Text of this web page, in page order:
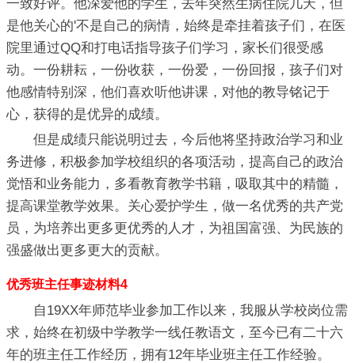
一致好评。他深爱他的学生，去年突然生病住院几天，但
是他关心的'不是自己的病情，始终是牵挂着孩子们，在医
院里通过QQ和打电话指导孩子们学习，家长们很受感
动。一份耕耘，一份收获，一份爱，一份回报，孩子们对
他感情特别深，他们喜欢听他讲课，对他的教导铭记于
心，获得的是优异的成绩。
但是成绩只能说明过去，今后他将坚持政治学习和业
务进修，积极参加学校组织的各项活动，提高自己的政治
觉悟和业务能力，多看教育教学书籍，吸取其中的精髓，
提高课堂教学效果。关心爱护学生，做一名优秀的共产党
员，为培养出更多更优秀的人才，为祖国富强、为民族的
强盛做出更多更大的贡献。
优秀班主任事迹材料4
自19XX年师范毕业参加工作以来，我服从学校岗位需
求，始终在初级中学教学一线任教语文，至今已有二十六
年的班主任工作经历，拥有12年毕业班主任工作经验。